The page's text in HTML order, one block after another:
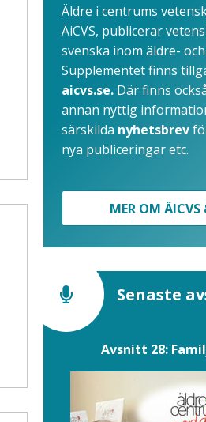
Äldre i centrums
ÄiCVS, publicerar
svenska inom äldre-
Supplementet finns
aicvs.se. Där finns
annan nyttig
särskilda nyhetsbrev
nya publiceringar etc.
MER OM ÄICVS
Senaste
Avsnitt 28: